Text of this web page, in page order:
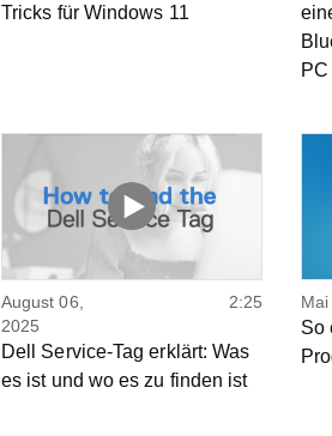
Tricks für Windows 11
August 06,
2025
2:25
Dell Service-Tag erklärt: Was
es ist und wo es zu finden ist
So